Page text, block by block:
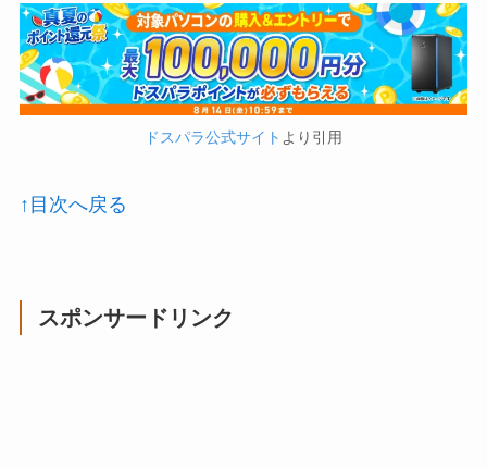
ドスパラ公式サイト より引用
↑目次へ戻る
スポンサードリンク